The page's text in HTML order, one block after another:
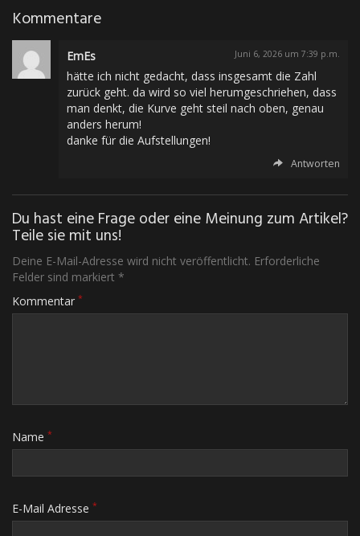
Kommentare
EmEs Juni 6, 2026 um 7:39 p.m.
hätte ich nicht gedacht, dass insgesamt die Zahl
zurück geht. da wird so viel herumgeschriehen, dass
man denkt, die Kurve geht steil nach oben, genau
anders herum!
danke für die Aufstellungen!
Antworten
Du hast eine Frage oder eine Meinung zum Artikel?
Teile sie mit uns!
Deine E-Mail-Adresse wird nicht veröffentlicht. Erforderliche
Felder sind markiert *
Kommentar *
Name *
E-Mail Adresse *